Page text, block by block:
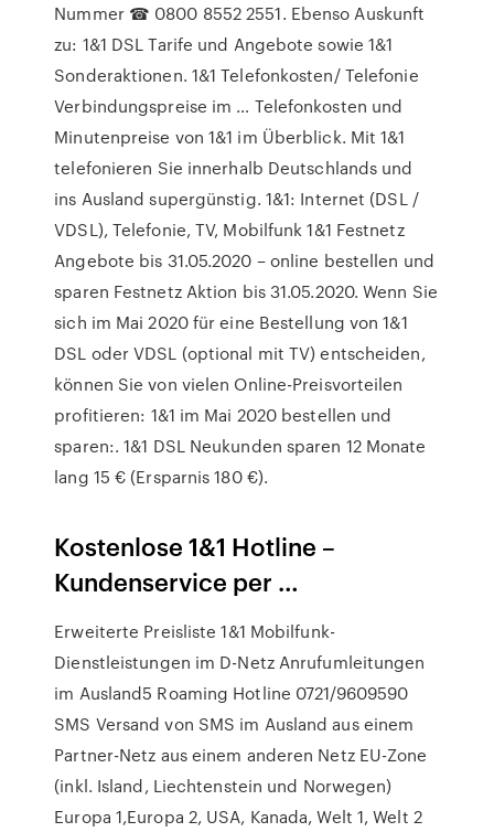
Nummer ☎ 0800 8552 2551. Ebenso Auskunft
zu: 1&1 DSL Tarife und Angebote sowie 1&1
Sonderaktionen. 1&1 Telefonkosten/ Telefonie
Verbindungspreise im … Telefonkosten und
Minutenpreise von 1&1 im Überblick. Mit 1&1
telefonieren Sie innerhalb Deutschlands und
ins Ausland supergünstig. 1&1: Internet (DSL /
VDSL), Telefonie, TV, Mobilfunk 1&1 Festnetz
Angebote bis 31.05.2020 – online bestellen und
sparen Festnetz Aktion bis 31.05.2020. Wenn Sie
sich im Mai 2020 für eine Bestellung von 1&1
DSL oder VDSL (optional mit TV) entscheiden,
können Sie von vielen Online-Preisvorteilen
profitieren: 1&1 im Mai 2020 bestellen und
sparen:. 1&1 DSL Neukunden sparen 12 Monate
lang 15 € (Ersparnis 180 €).
Kostenlose 1&1 Hotline –
Kundenservice per …
Erweiterte Preisliste 1&1 Mobilfunk-
Dienstleistungen im D-Netz Anrufumleitungen
im Ausland5 Roaming Hotline 0721/9609590
SMS Versand von SMS im Ausland aus einem
Partner-Netz aus einem anderen Netz EU-Zone
(inkl. Island, Liechtenstein und Norwegen)
Europa 1,Europa 2, USA, Kanada, Welt 1, Welt 2